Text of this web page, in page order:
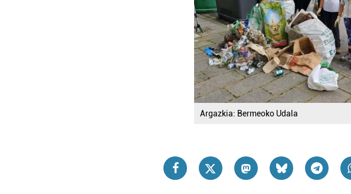
Argazkia: Bermeoko Udala